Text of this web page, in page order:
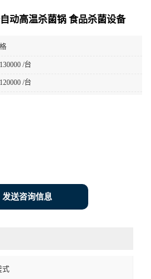
动高温杀菌锅 食品杀菌设备
130000 /台
120000 /台
发送咨询信息
式